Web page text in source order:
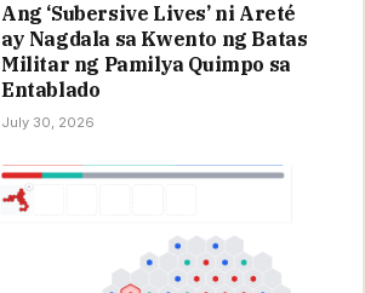
Ang ‘Subersive Lives’ ni Areté
ay Nagdala sa Kwento ng Batas
Militar ng Pamilya Quimpo sa
Entablado
July 30, 2026